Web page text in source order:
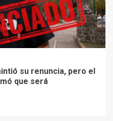
su renuncia, pero el
que será